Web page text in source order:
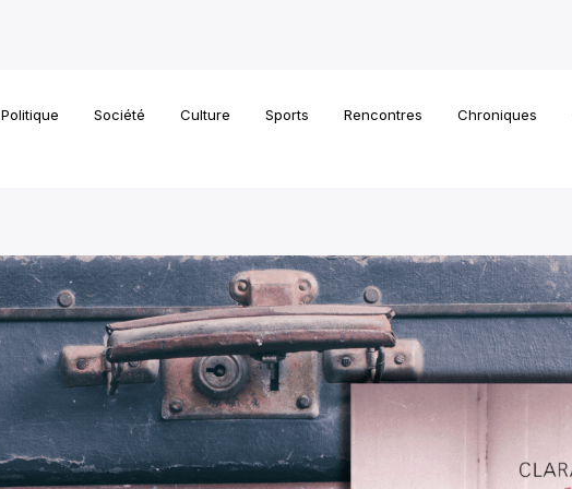
Politique Société Culture Sports Rencontres Chroniques